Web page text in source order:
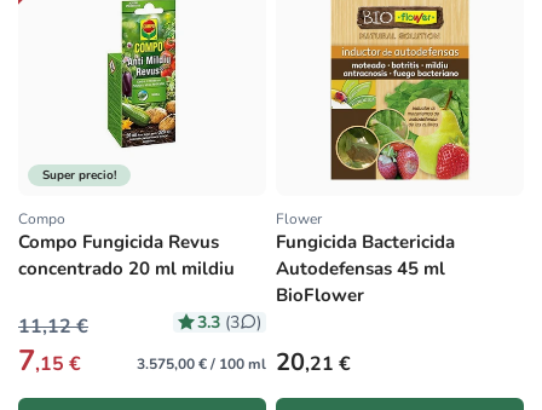
Super precio!
Proveedor:
Compo
Compo Fungicida Revus
concentrado 20 ml mildiu
3.3 (3 )
11,12 €
7,15 € 3.575,00 € / 100 ml
Proveedor:
Flower
Fungicida Bactericida
Autodefensas 45 ml
BioFlower
Precio habitual
20,21 €